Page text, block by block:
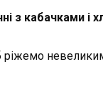
з кабачками і
ріжемо